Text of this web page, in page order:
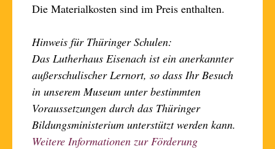
Die Materialkosten sind im Preis enthalten.
Hinweis für Thüringer Schulen:
Das Lutherhaus Eisenach ist ein anerkannter
außerschulischer Lernort, so dass Ihr Besuch
in unserem Museum unter bestimmten
Voraussetzungen durch das Thüringer
Bildungsministerium unterstützt werden kann.
Weitere Informationen zur Förderung